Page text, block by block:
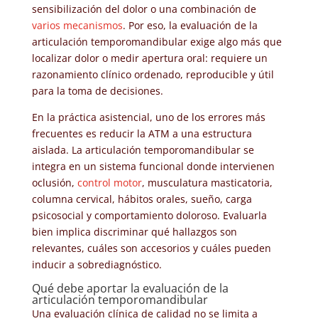
sensibilización del dolor o una combinación de
varios mecanismos. Por eso, la evaluación de la
articulación temporomandibular exige algo más que
localizar dolor o medir apertura oral: requiere un
razonamiento clínico ordenado, reproducible y útil
para la toma de decisiones.
En la práctica asistencial, uno de los errores más
frecuentes es reducir la ATM a una estructura
aislada. La articulación temporomandibular se
integra en un sistema funcional donde intervienen
oclusión, control motor, musculatura masticatoria,
columna cervical, hábitos orales, sueño, carga
psicosocial y comportamiento doloroso. Evaluarla
bien implica discriminar qué hallazgos son
relevantes, cuáles son accesorios y cuáles pueden
inducir a sobrediagnóstico.
Qué debe aportar la evaluación de la
articulación temporomandibular
Una evaluación clínica de calidad no se limita a